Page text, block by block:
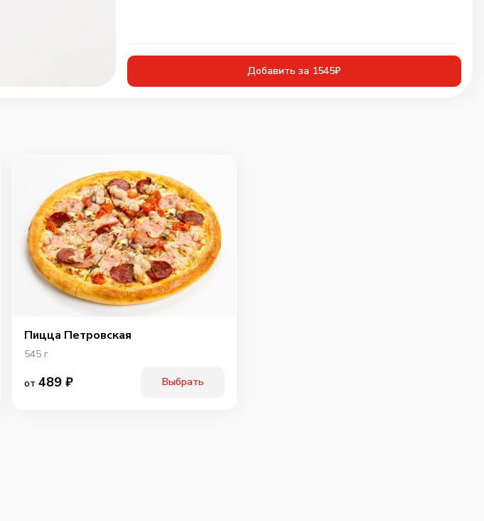
Добавить за 1545₽
Пицца Петровская
545 г
от 489 ₽ Выбрать